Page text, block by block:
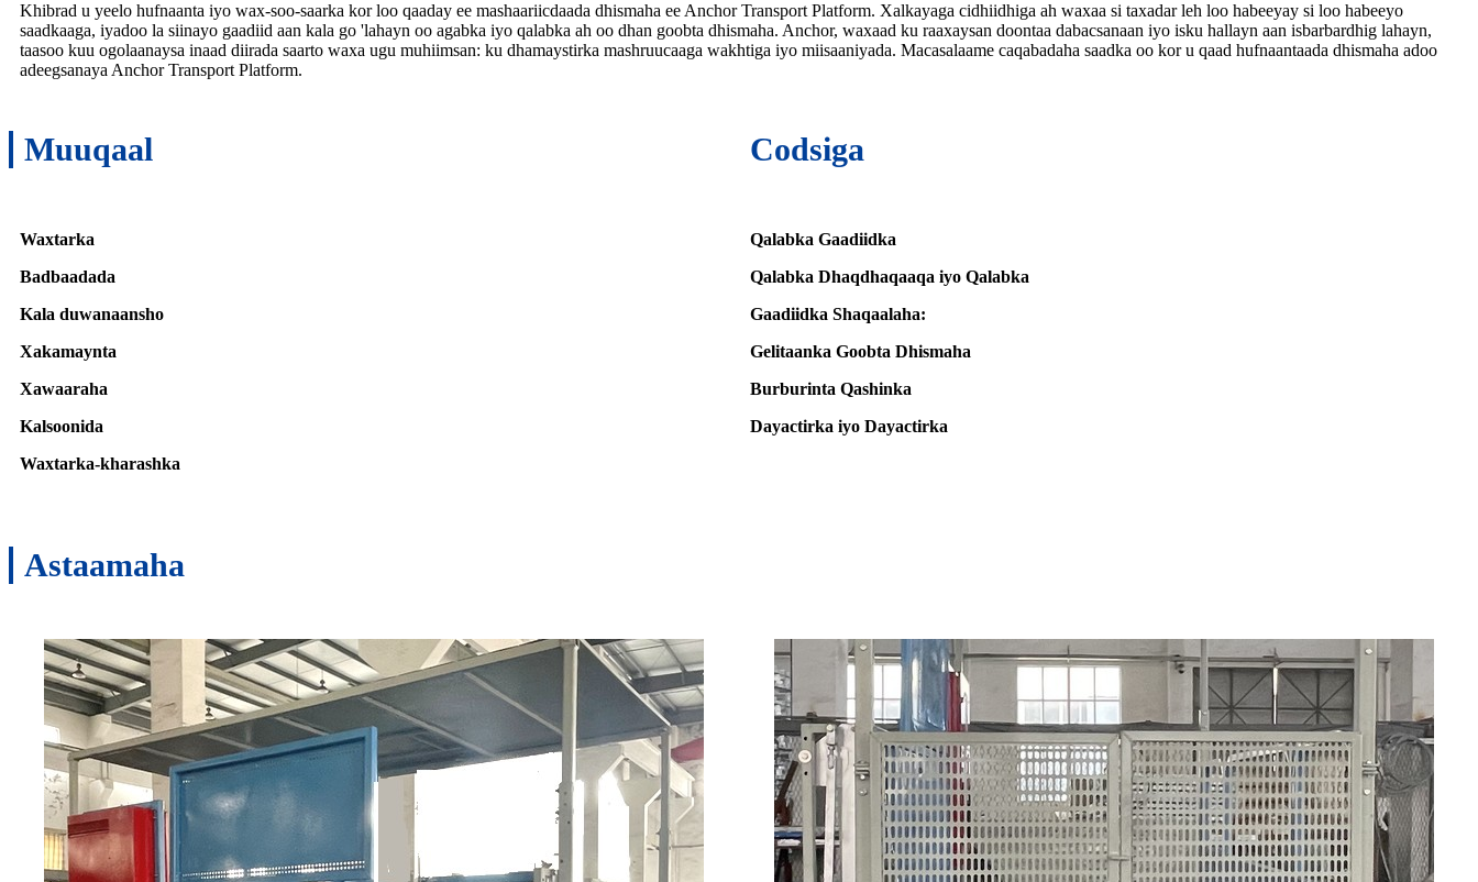
Khibrad u yeelo hufnaanta iyo wax-soo-saarka kor loo qaaday ee mashaariicdaada dhismaha ee Anchor Transport Platform. Xalkayaga cidhiidhiga ah waxaa si taxadar leh loo habeeyay si loo habeeyo
saadkaaga, iyadoo la siinayo gaadiid aan kala go 'lahayn oo agabka iyo qalabka ah oo dhan goobta dhismaha. Anchor, waxaad ku raaxaysan doontaa dabacsanaan iyo isku hallayn aan isbarbardhig lahayn,
taasoo kuu ogolaanaysa inaad diirada saarto waxa ugu muhiimsan: ku dhamaystirka mashruucaaga wakhtiga iyo miisaaniyada. Macasalaame caqabadaha saadka oo kor u qaad hufnaantaada dhismaha adoo
adeegsanaya Anchor Transport Platform.
Muuqaal Codsiga
Waxtarka
Badbaadada
Kala duwanaansho
Xakamaynta
Xawaaraha
Kalsoonida
Waxtarka-kharashka
Qalabka Gaadiidka
Qalabka Dhaqdhaqaaqa iyo Qalabka
Gaadiidka Shaqaalaha:
Gelitaanka Goobta Dhismaha
Burburinta Qashinka
Dayactirka iyo Dayactirka
Astaamaha